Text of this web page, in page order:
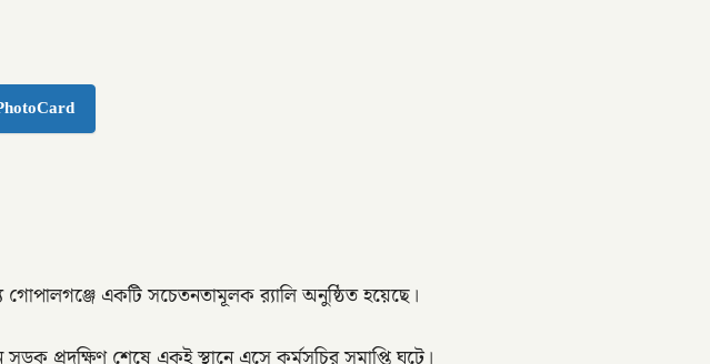
গোপালগঞ্জে একটি সচেতনতামূলক র‍্যালি অনুষ্ঠিত হয়েছে।